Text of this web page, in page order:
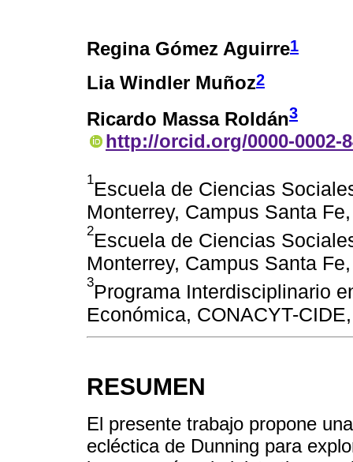
Regina Gómez Aguirre1
Lia Windler Muñoz2
Ricardo Massa Roldán3
http://orcid.org/0000-0002-
1Escuela de Ciencias
Monterrey, Campus Santa
2Escuela de Ciencias
Monterrey, Campus Santa
3Programa Interdisciplinario
Económica, CONACYT-
RESUMEN
El presente trabajo propone
ecléctica de Dunning para